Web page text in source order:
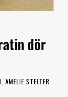
dör
AMELIE STELTER